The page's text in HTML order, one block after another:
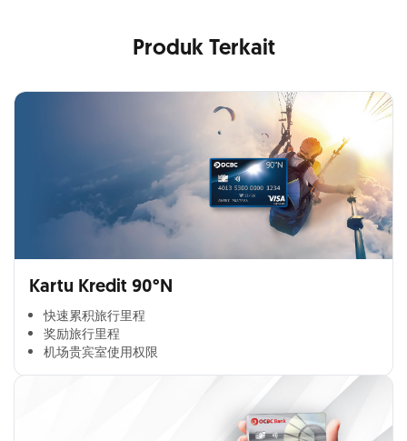
Produk Terkait
Kartu Kredit 90°N
快速累积旅行里程​
奖励旅行里程​
机场贵宾室使用权限​